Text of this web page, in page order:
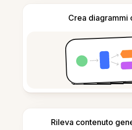
Crea diagrammi
Rileva contenuto